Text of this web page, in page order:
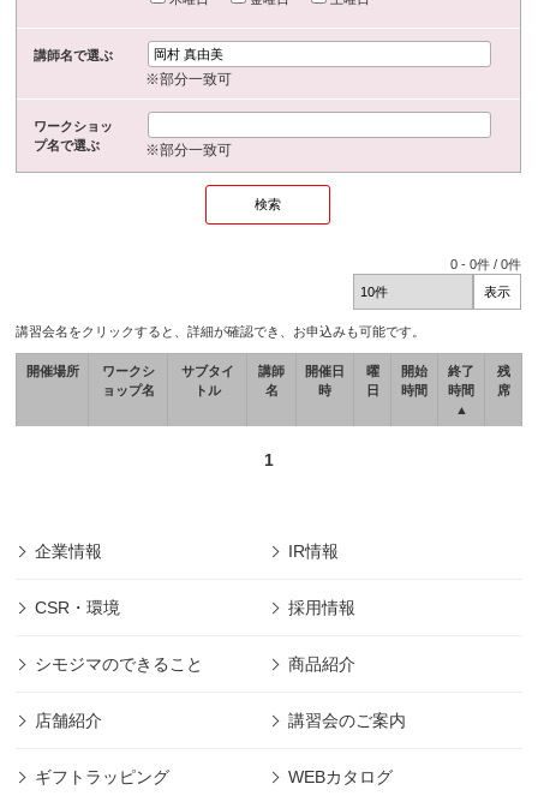
講師名で選ぶ
※部分一致可
ワークショッ
プ名で選ぶ
※部分一致可
0 -0件 /0件
講習会名をクリックすると、詳細が確認でき、お申込みも可能です。
開催場所
ワークシ
ョップ名
サブタイ
トル
講師
名
開催日
時
曜
日
開始
時間
終了
時間
▲
残
席
1
企業情報 IR情報
CSR・環境 採用情報
シモジマのできること 商品紹介
店舗紹介 講習会のご案内
ギフトラッピング WEBカタログ